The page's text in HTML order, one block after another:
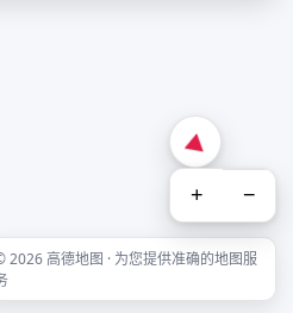
+ −
2026 高德地图 · 为您提供准确的地图服